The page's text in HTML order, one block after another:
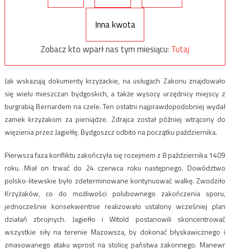
Inna kwota
Zobacz kto wparł nas tym miesiącu: Tutaj
Jak wskazują dokumenty krzyżackie, na usługach Zakonu znajdowało
się wielu mieszczan bydgoskich, a także wysocy urzędnicy miejscy z
burgrabią Bernardem na czele. Ten ostatni najprawdopodobniej wydał
zamek krzyżakom za pieniądze. Zdrajca został później wtrącony do
więzienia przez Jagiełłę. Bydgoszcz odbito na początku października.
Pierwsza faza konfliktu zakończyła się rozejmem z 8 października 1409
roku. Miał on trwać do 24 czerwca roku następnego. Dowództwo
polsko-litewskie było zdeterminowane kontynuować walkę. Zwodziło
Krzyżaków, co do możliwości polubownego zakończenia sporu,
jednocześnie konsekwentnie realizowało ustalony wcześniej plan
działań zbrojnych. Jagiełło i Witold postanowili skoncentrować
wszystkie siły na terenie Mazowsza, by dokonać błyskawicznego i
zmasowanego ataku wprost na stolicę państwa zakonnego. Manewr